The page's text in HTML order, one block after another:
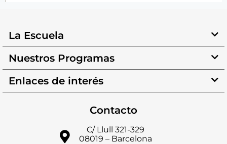
La Escuela
Nuestros Programas
Enlaces de interés
Contacto
C/ Llull 321-329
08019 – Barcelona